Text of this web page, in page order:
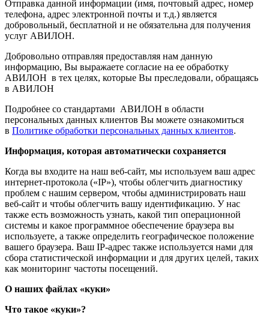
Отправка данной информации (имя, почтовый адрес, номер
телефона, адрес электронной почты и т.д.) является
добровольный, бесплатной и не обязательна для получения
услуг АВИЛОН.
Добровольно отправляя предоставляя нам данную
информацию, Вы выражаете согласие на ее обработку
АВИЛОН в тех целях, которые Вы преследовали, обращаясь
в АВИЛОН
Подробнее со стандартами АВИЛОН в области
персональных данных клиентов Вы можете ознакомиться
в Политике обработки персональных данных клиентов.
Информация, которая автоматически сохраняется
Когда вы входите на наш веб-сайт, мы используем ваш адрес
интернет-протокола («IP»), чтобы облегчить диагностику
проблем с нашим сервером, чтобы администрировать наш
веб-сайт и чтобы облегчить вашу идентификацию. У нас
также есть возможность узнать, какой тип операционной
системы и какое программное обеспечение браузера вы
используете, а также определить географическое положение
вашего браузера. Ваш IP-адрес также используется нами для
сбора статистической информации и для других целей, таких
как мониторинг частоты посещений.
О наших файлах «куки»
Что такое «куки»?